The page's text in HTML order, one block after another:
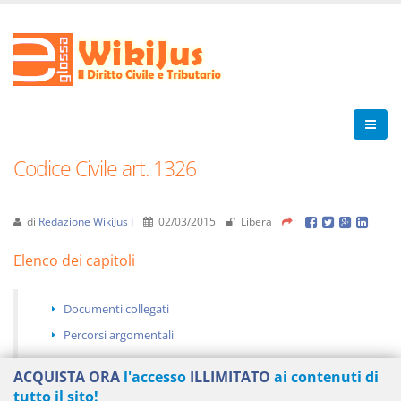
Codice Civile art. 1326
di Redazione WikiJus I 02/03/2015 Libera
Elenco dei capitoli
Documenti collegati
Percorsi argomentali
ACQUISTA ORA l'accesso ILLIMITATO ai contenuti di
tutto il sito!